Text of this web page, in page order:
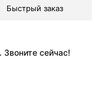
Быстрый заказ
Звоните сейчас!